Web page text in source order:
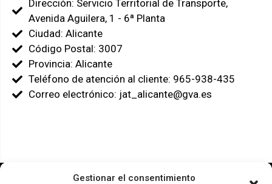
Gestionar el consentimiento
Dirección: Servicio Territorial de Transporte,
Avenida Aguilera, 1 - 6ª Planta
Ciudad: Alicante
Código Postal: 3007
Provincia: Alicante
Teléfono de atención al cliente: 965-938-435
Correo electrónico: jat_alicante@gva.es
© ADICAE - 2022